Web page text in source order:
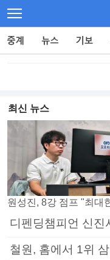
최신 뉴스
디펜딩챔피언 신진
철원, 홈에서 1위